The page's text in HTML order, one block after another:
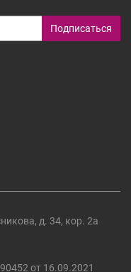
Подписаться
д. 34, кор. 2а
от 16.09.2021